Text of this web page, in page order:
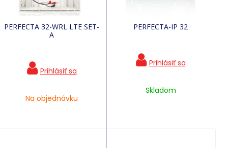
PERFECTA 32-WRL LTE SET-
A
Na objednávku
PERFECTA-IP 32
Skladom